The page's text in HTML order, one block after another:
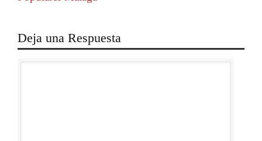
Deja una Respuesta